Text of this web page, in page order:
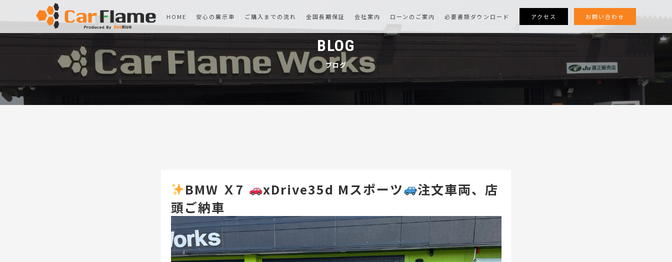
HOME 安心の展示車 ご購入までの流れ 全国長期保証 会社案内 ローンのご案内 必要書類ダウンロード アクセス お問い合わせ
BLOG
ブログ
BMW Ｘ7 xDrive35d Mスポーツ
注文車両、店
頭ご納車